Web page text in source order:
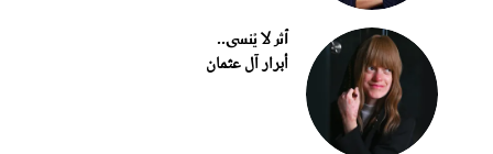
أثر لا يُنسى..
أبرار آل عثمان